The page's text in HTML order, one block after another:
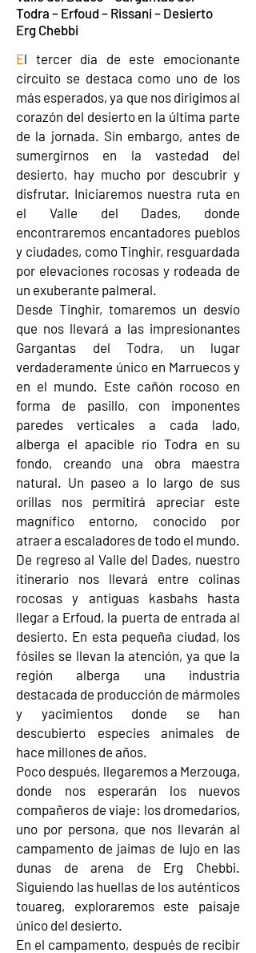
Todra – Erfoud – Rissani – Desierto
Erg Chebbi
El tercer día de este emocionante
circuito se destaca como uno de los
más esperados, ya que nos dirigimos al
corazón del desierto en la última parte
de la jornada. Sin embargo, antes de
sumergirnos en la vastedad del
desierto, hay mucho por descubrir y
disfrutar. Iniciaremos nuestra ruta en
el Valle del Dades, donde
encontraremos encantadores pueblos
y ciudades, como Tinghir, resguardada
por elevaciones rocosas y rodeada de
un exuberante palmeral.
Desde Tinghir, tomaremos un desvío
que nos llevará a las impresionantes
Gargantas del Todra, un lugar
verdaderamente único en Marruecos y
en el mundo. Este cañón rocoso en
forma de pasillo, con imponentes
paredes verticales a cada lado,
alberga el apacible río Todra en su
fondo, creando una obra maestra
natural. Un paseo a lo largo de sus
orillas nos permitirá apreciar este
magnífico entorno, conocido por
atraer a escaladores de todo el mundo.
De regreso al Valle del Dades, nuestro
itinerario nos llevará entre colinas
rocosas y antiguas kasbahs hasta
llegar a Erfoud, la puerta de entrada al
desierto. En esta pequeña ciudad, los
fósiles se llevan la atención, ya que la
región alberga una industria
destacada de producción de mármoles
y yacimientos donde se han
descubierto especies animales de
hace millones de años.
Poco después, llegaremos a Merzouga,
donde nos esperarán los nuevos
compañeros de viaje: los dromedarios,
uno por persona, que nos llevarán al
campamento de jaimas de lujo en las
dunas de arena de Erg Chebbi.
Siguiendo las huellas de los auténticos
touareg, exploraremos este paisaje
único del desierto.
En el campamento, después de recibir